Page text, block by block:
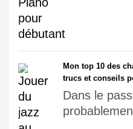
Mon top 10 des
trucs et conseils
Dans le